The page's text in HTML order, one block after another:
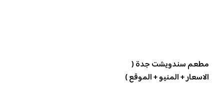
مطعم سندويشت جدة (
الاسعار + المنيو + الموقع )